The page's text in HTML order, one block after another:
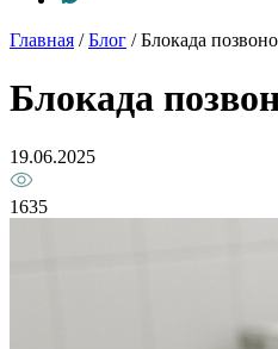
Главная /Блог /Блокада
Блокада
19.06.2025
1635